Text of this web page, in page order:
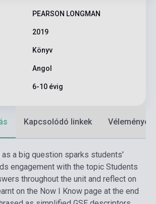
PEARSON LONGMAN
2019
Könyv
Angol
6-10 évig
Kapcsolódó linkek Vélemények
a big question sparks students'
engagement with the topic Students
throughout the unit and reflect on
on the Now I Know page at the end